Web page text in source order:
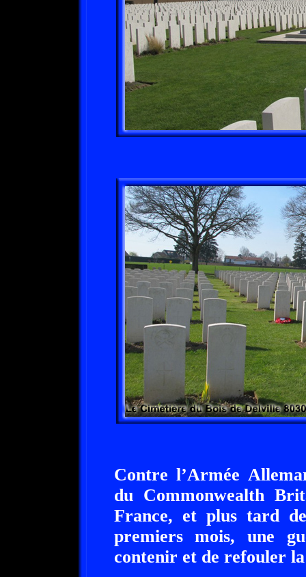
Contre l’Armée
du Commonwealth
France, et plus tard
premiers mois, une
contenir et de refouler